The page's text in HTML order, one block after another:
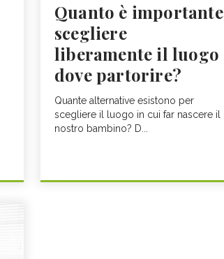
Quanto è importante
scegliere
liberamente il luogo
dove partorire?
Quante alternative esistono per
scegliere il luogo in cui far nascere il
nostro bambino? D...